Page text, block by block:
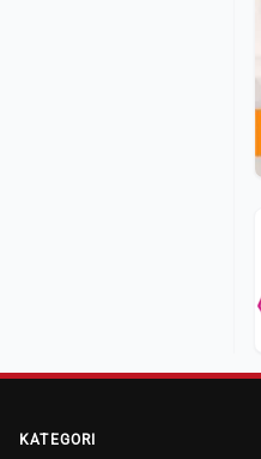
KATEGORI